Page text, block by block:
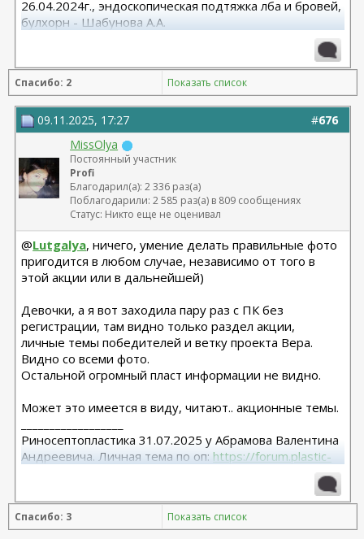
26.04.2024г., эндоскопическая подтяжка лба и бровей,
булхорн - Шабунова А.А.
06.12.2024г., бодилифт, липофилинг ягодиц, редукция
22.09.2025г. брахио пластика+торсопластика -
Бабикова М.А.
06.01.2026г. феморо пластика+липо ног - Бабикова
М.А.
Спасибо: 2 Показать список
#676
09.11.2025, 17:27
MissOlya
Постоянный участник
Profi
Благодарил(а): 2 336 раз(а)
Поблагодарили: 2 585 раз(а) в 809 сообщениях
Статус: Никто еще не оценивал
@Lutgalya, ничего, умение делать правильные фото
пригодится в любом случае, независимо от того в
этой акции или в дальнейшей)
Девочки, а я вот заходила пару раз с ПК без
регистрации, там видно только раздел акции,
личные темы победителей и ветку проекта Вера.
Видно со всеми фото.
Остальной огромный пласт информации не видно.
Может это имеется в виду, читают.. акционные темы.
Риносептопластика 31.07.2025 у Абрамова Валентина
Андреевича. Личная тема по оп:https://forum.plastic-
Спасибо: 3 Показать список